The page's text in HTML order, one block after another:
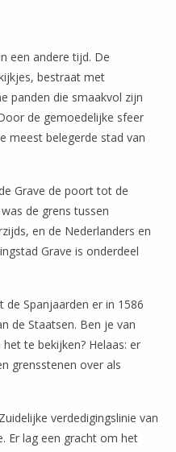
een andere tijd. De
bestraat met
panden die smaakvol zijn
de gemoedelijke sfeer
meest belegerde stad van
Grave de poort tot de
de grens tussen
en de Nederlanders en
Grave is onderdeel
Spanjaarden er in 1586
de Staatsen. Ben je van
te bekijken? Helaas: er
grensstenen over als
verdedigingslinie van
Er lag een gracht om het